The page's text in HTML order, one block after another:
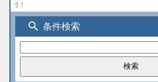
う！
search 条件検索